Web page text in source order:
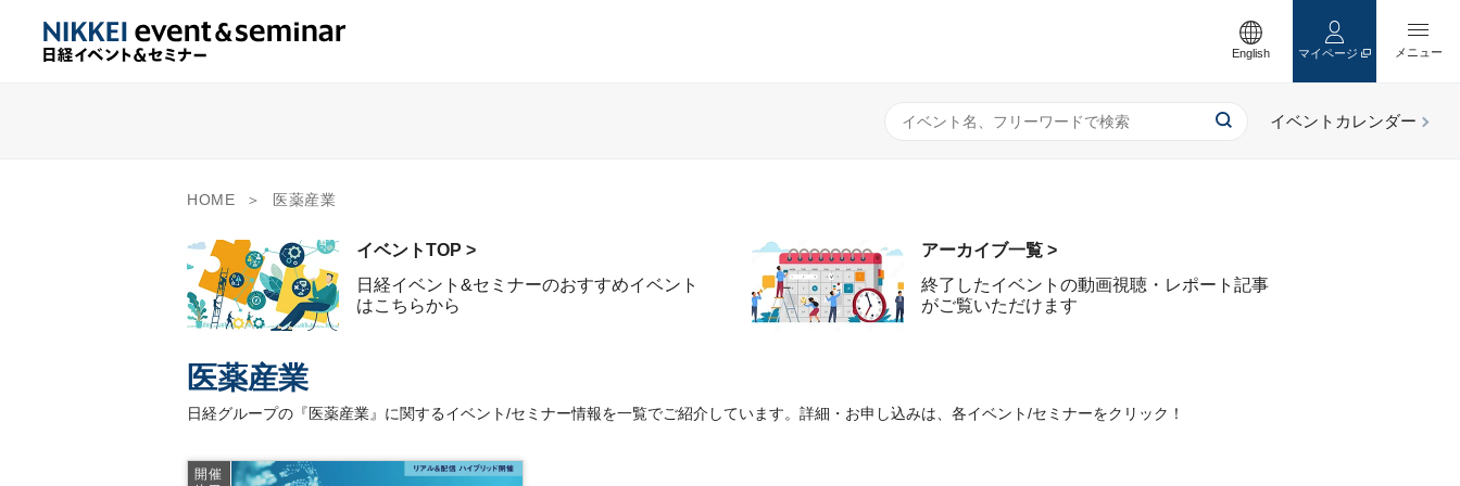
English マイページ
HOME 医薬産業
イベントTOP >
日経イベント&セミナーのおすすめイベント
はこちらから
アーカイブ一覧 >
終了したイベントの動画視聴・レポート記事
がご覧いただけます
医薬産業
日経グループの『医薬産業』に関するイベント/セミナー情報を一覧でご紹介しています。詳細・お申し込みは、各イベント/セミナーをクリック！
開催